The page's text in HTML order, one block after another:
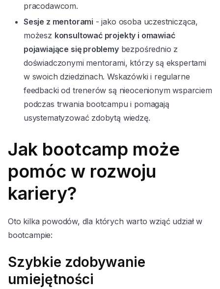
pracodawcom.
Sesje z mentorami - jako osoba uczestnicząca,
możesz konsultować projekty i omawiać
pojawiające się problemybezpośrednio z
doświadczonymi mentorami, którzy są ekspertami
w swoich dziedzinach. Wskazówki i regularne
feedbacki od trenerów są nieocenionym wsparciem
podczas trwania bootcampu i pomagają
usystematyzować zdobytą wiedzę.
Jak bootcamp może
pomóc w rozwoju
kariery?
Oto kilka powodów, dla których warto wziąć udział w
bootcampie:
Szybkie zdobywanie
umiejętności